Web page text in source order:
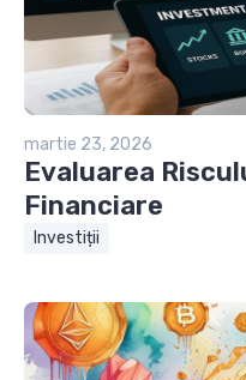
martie 23, 2026
Evaluarea
Financiare
Investiții